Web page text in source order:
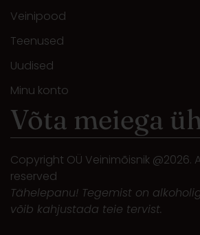
Veinipood
Teenused
Uudised
Minu konto
Võta meiega
Copyright OÜ Veinimõisnik @2026.
reserved
Tähelepanu! Tegemist on
võib kahjustada teie tervist.